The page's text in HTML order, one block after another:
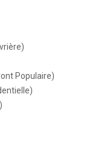
Populaire)